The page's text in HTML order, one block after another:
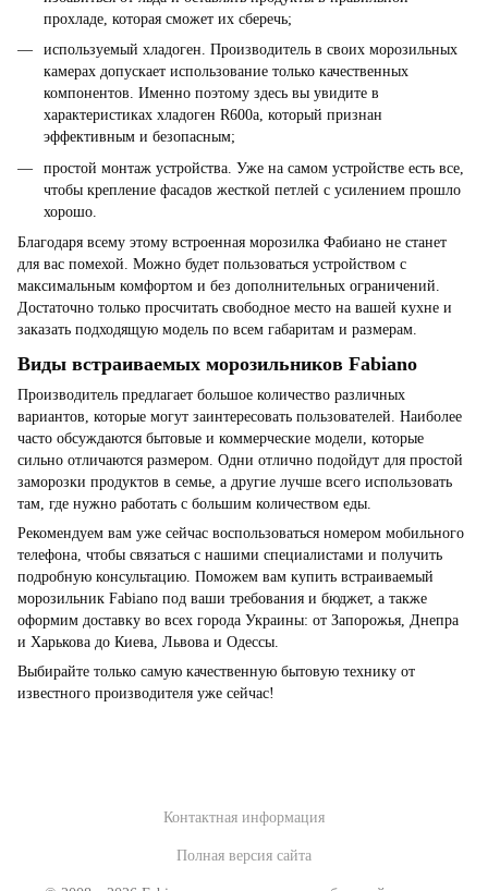
прохладе, которая сможет их сберечь;
используемый хладоген. Производитель в своих морозильных
камерах допускает использование только качественных
компонентов. Именно поэтому здесь вы увидите в
характеристиках хладоген R600a, который признан
эффективным и безопасным;
простой монтаж устройства. Уже на самом устройстве есть все,
чтобы крепление фасадов жесткой петлей с усилением прошло
хорошо.
Благодаря всему этому встроенная морозилка Фабиано не станет
для вас помехой. Можно будет пользоваться устройством с
максимальным комфортом и без дополнительных ограничений.
Достаточно только просчитать свободное место на вашей кухне и
заказать подходящую модель по всем габаритам и размерам.
Виды встраиваемых морозильников Fabiano
Производитель предлагает большое количество различных
вариантов, которые могут заинтересовать пользователей. Наиболее
часто обсуждаются бытовые и коммерческие модели, которые
сильно отличаются размером. Одни отлично подойдут для простой
заморозки продуктов в семье, а другие лучше всего использовать
там, где нужно работать с большим количеством еды.
Рекомендуем вам уже сейчас воспользоваться номером мобильного
телефона, чтобы связаться с нашими специалистами и получить
подробную консультацию. Поможем вам купить встраиваемый
морозильник Fabiano под ваши требования и бюджет, а также
оформим доставку во всех города Украины: от Запорожья, Днепра
и Харькова до Киева, Львова и Одессы.
Выбирайте только самую качественную бытовую технику от
известного производителя уже сейчас!
Контактная информация
Полная версия сайта